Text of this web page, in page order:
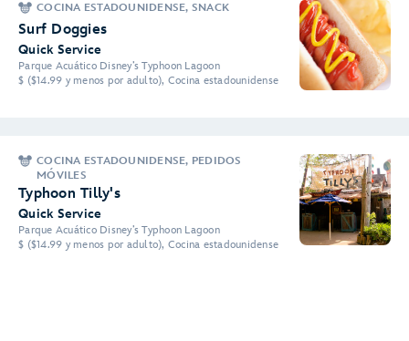
COCINA ESTADOUNIDENSE, SNACK
Surf Doggies
Quick Service
Parque Acuático Disney’s Typhoon Lagoon
$ ($14.99 y menos por adulto), Cocina estadounidense
COCINA ESTADOUNIDENSE, PEDIDOS
MÓVILES
Typhoon Tilly's
Quick Service
Parque Acuático Disney’s Typhoon Lagoon
$ ($14.99 y menos por adulto), Cocina estadounidense